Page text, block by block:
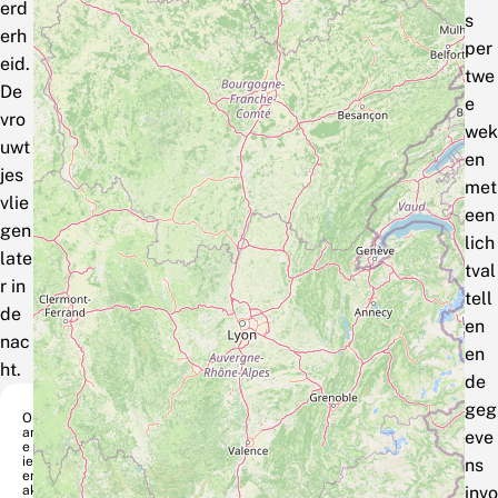
erd
erh
eid.
De
vro
uwt
jes
vlie
gen
late
r in
de
nac
ht.
Or
anj
e
iep
ent
akv
s
per
twe
e
wek
en
met
een
lich
tval
tell
en
en
de
geg
eve
ns
invo